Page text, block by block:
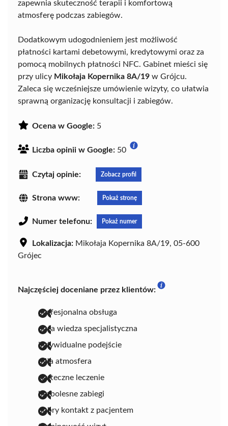
zapewnia skuteczność terapii i komfortową
atmosferę podczas zabiegów.
Dodatkowym udogodnieniem jest możliwość
płatności kartami debetowymi, kredytowymi oraz za
pomocą mobilnych płatności NFC. Gabinet mieści się
przy ulicy Mikołaja Kopernika 8A/19 w Grójcu.
Zaleca się wcześniejsze umówienie wizyty, co ułatwia
sprawną organizację konsultacji i zabiegów.
Ocena w Google: 5
Liczba opinii w Google: 50
Czytaj opinie: Zobacz profil
Strona www: Pokaż stronę
Numer telefonu: Pokaż numer
Lokalizacja: Mikołaja Kopernika 8A/19, 05-600
Grójec
Najczęściej doceniane przez klientów:
profesjonalna obsługa
duża wiedza specjalistyczna
indywidualne podejście
miła atmosfera
skuteczne leczenie
bezbolesne zabiegi
dobry kontakt z pacjentem